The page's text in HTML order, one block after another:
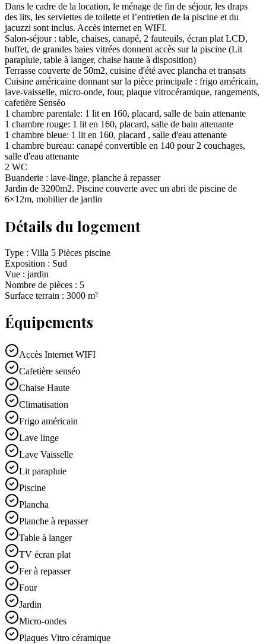
Dans le cadre de la location, le ménage de fin de séjour, les draps
des lits, les serviettes de toilette et l’entretien de la piscine et du
jacuzzi sont inclus. Accès internet en WIFI.
Salon-séjour : table, chaises, canapé, 2 fauteuils, écran plat LCD,
buffet, de grandes baies vitrées donnent accès sur la piscine (Lit
parapluie, table à langer, chaise haute à disposition)
Terrasse couverte de 50m2, cuisine d'été avec plancha et transats
Cuisine américaine donnant sur la pièce principale : frigo américain,
lave-vaisselle, micro-onde, four, plaque vitrocéramique, rangements,
cafetière Senséo
1 chambre parentale: 1 lit en 160, placard, salle de bain attenante
1 chambre rouge: 1 lit en 160, placard, salle de bain attenante
1 chambre bleue: 1 lit en 160, placard , salle d'eau attenante
1 chambre bureau: canapé convertible en 140 pour 2 couchages,
salle d'eau attenante
2 WC
Buanderie : lave-linge, planche à repasser
Jardin de 3200m2. Piscine couverte avec un abri de piscine de
6×12m, mobilier de jardin
Détails du logement
Type : Villa 5 Pièces piscine
Exposition : Sud
Vue : jardin
Nombre de pièces : 5
Surface terrain : 3000 m²
Équipements
Accès Internet WIFI
Cafetière senséo
Chaise Haute
Climatisation
Frigo américain
Lave linge
Lave Vaisselle
Lit parapluie
Piscine
Plancha
Planche à repasser
Table à langer
TV écran plat
Fer à repasser
Four
Jardin
Micro-ondes
Plaques Vitro céramique